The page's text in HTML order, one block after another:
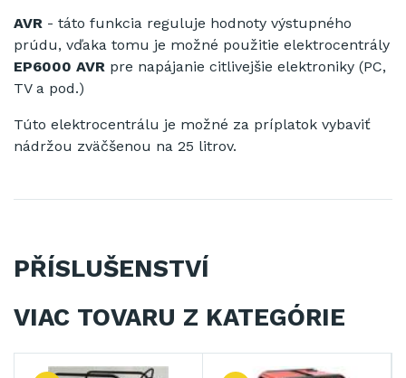
AVR - táto funkcia reguluje hodnoty výstupného
prúdu, vďaka tomu je možné použitie elektrocentrály
EP6000 AVR pre napájanie citlivejšie elektroniky (PC,
TV a pod.)
Túto elektrocentrálu je možné za príplatok vybaviť
nádržou zväčšenou na 25 litrov.
PŘÍSLUŠENSTVÍ
VIAC TOVARU Z KATEGÓRIE